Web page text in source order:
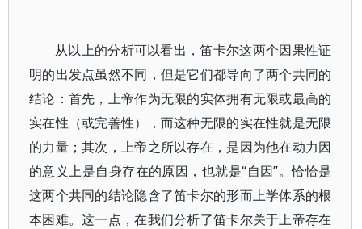
从以上的分析可以看出，笛卡尔这两个因果性证
明的出发点虽然不同，但是它们都导向了两个共同的
结论：首先，上帝作为无限的实体拥有无限或最高的
实在性（或完善性），而这种无限的实在性就是无限
的力量；其次，上帝之所以存在，是因为他在动力因
的意义上是自身存在的原因，也就是“自因”。恰恰是
这两个共同的结论隐含了笛卡尔的形而上学体系的根
本困难。这一点，在我们分析了笛卡尔关于上帝存在